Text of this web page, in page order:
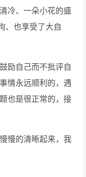
冷、一朵小花的盛
、也享受了大自
励自己而不批评自
情永远顺利的，遇
也是很正常的，接
慢的清晰起来，我